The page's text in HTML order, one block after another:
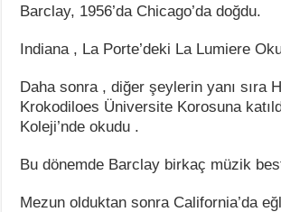
Barclay, 1956’da Chicago’da doğdu.
Indiana , La Porte’deki La Lumiere
Daha sonra , diğer şeylerin yanı sıra
Krokodiloes Üniversite Korosuna
Koleji’nde okudu .
Bu dönemde Barclay birkaç müzik
Mezun olduktan sonra California’da